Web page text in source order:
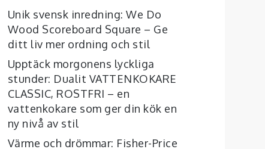
Unik svensk inredning: We Do
Wood Scoreboard Square – Ge
ditt liv mer ordning och stil
Upptäck morgonens lyckliga
stunder: Dualit VATTENKOKARE
CLASSIC, ROSTFRI – en
vattenkokare som ger din kök en
ny nivå av stil
Värme och drömmar: Fisher-Price